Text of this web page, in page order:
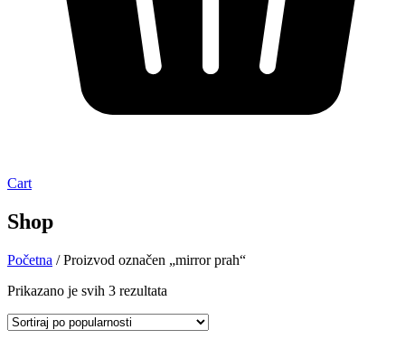
Cart
Shop
Početna / Proizvod označen „mirror prah“
Prikazano je svih 3 rezultata